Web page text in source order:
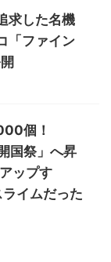
求した名機
「ファイン
個！
国祭」へ昇
ップす
イムだった